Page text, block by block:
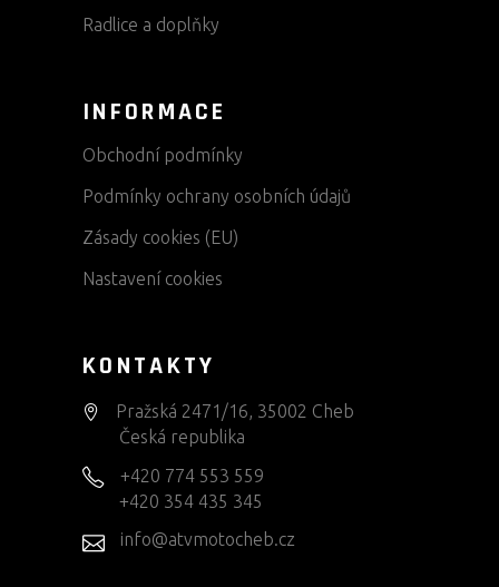
Radlice a doplňky
INFORMACE
Obchodní podmínky
Podmínky ochrany osobních údajů
Zásady cookies (EU)
Nastavení cookies
KONTAKTY
Pražská 2471/16, 35002 Cheb
Česká republika
+420 774 553 559
+420 354 435 345
info@atvmotocheb.cz